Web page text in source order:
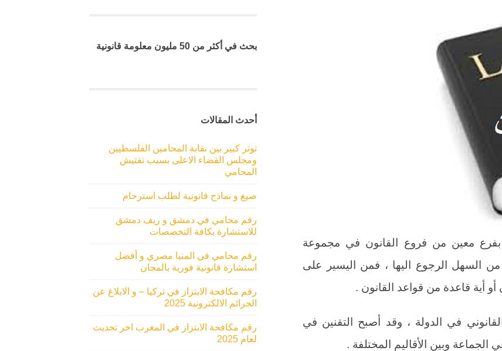
بفرع معين من فروع القانون في مجموعة
الرجوع اليها ، فمن اليسير على
أية قاعدة من قواعد القانون .
في الدولة ، وقد أصبح التقنين في
الجماعة وبين الأقاليم المختلفة .
بحث في أكثر من 50 مليون معلومة قانونية
أحدث المقالات
توتر كبير بين نقابة المحامين الفلسطيين
ومجلس القضاء الاعلى بسبب تفتيش
المحامي
صيغ و نماذج قانونية لطلب استرحام
رقم محامي في دمشق و ريف دمشق
للاستشارة بكافة التخصصات
رقم محامي في المنيا مصري و أفضل
استشارة قانونية فورية بالمجان
رقم مكافحة الابتزاز في تركيا – و الابلاغ عن
الجرائم الالكترونية 2025
رقم مكافحة الابتزاز في المغرب اخر تحديث
لعام 2025